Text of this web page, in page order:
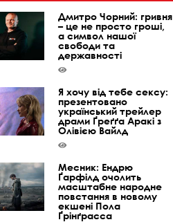
Дмитро Чорний: гривня
– це не просто гроші,
а символ нашої
свободи та
державності
Я хочу від тебе сексу:
презентовано
український трейлер
драми Ґреґґа Аракі з
Олівією Вайлд
Месник: Ендрю
Ґарфілд очолить
масштабне народне
повстання в новому
екшені Пола
Ґрінґрасса